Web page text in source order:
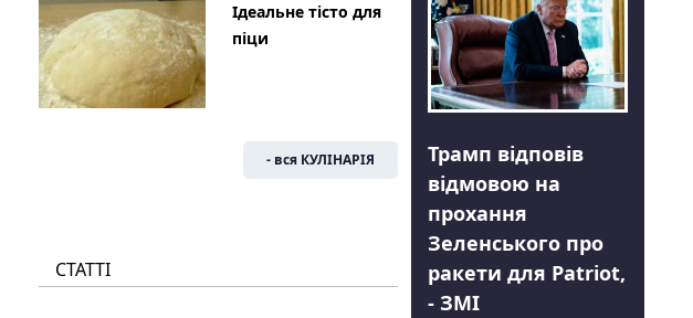
Ідеальне тісто для
піци
- вся КУЛІНАРІЯ
СТАТТІ
Трамп відповів
відмовою на
прохання
Зеленського про
ракети для Patriot,
- ЗМІ